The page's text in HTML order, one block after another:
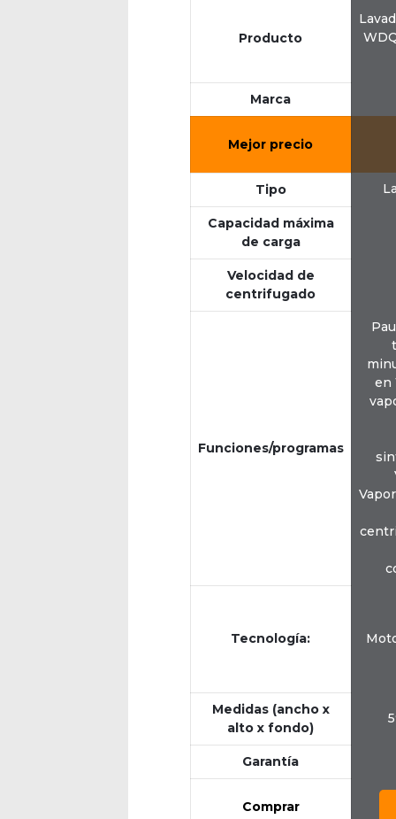
Producto
Marca
Mejor precio
Tipo
Capacidad máxima
de carga
Velocidad de
centrifugado
Funciones/programas
en
Tecnología:
Medidas (ancho x
alto x fondo)
Garantía
Comprar